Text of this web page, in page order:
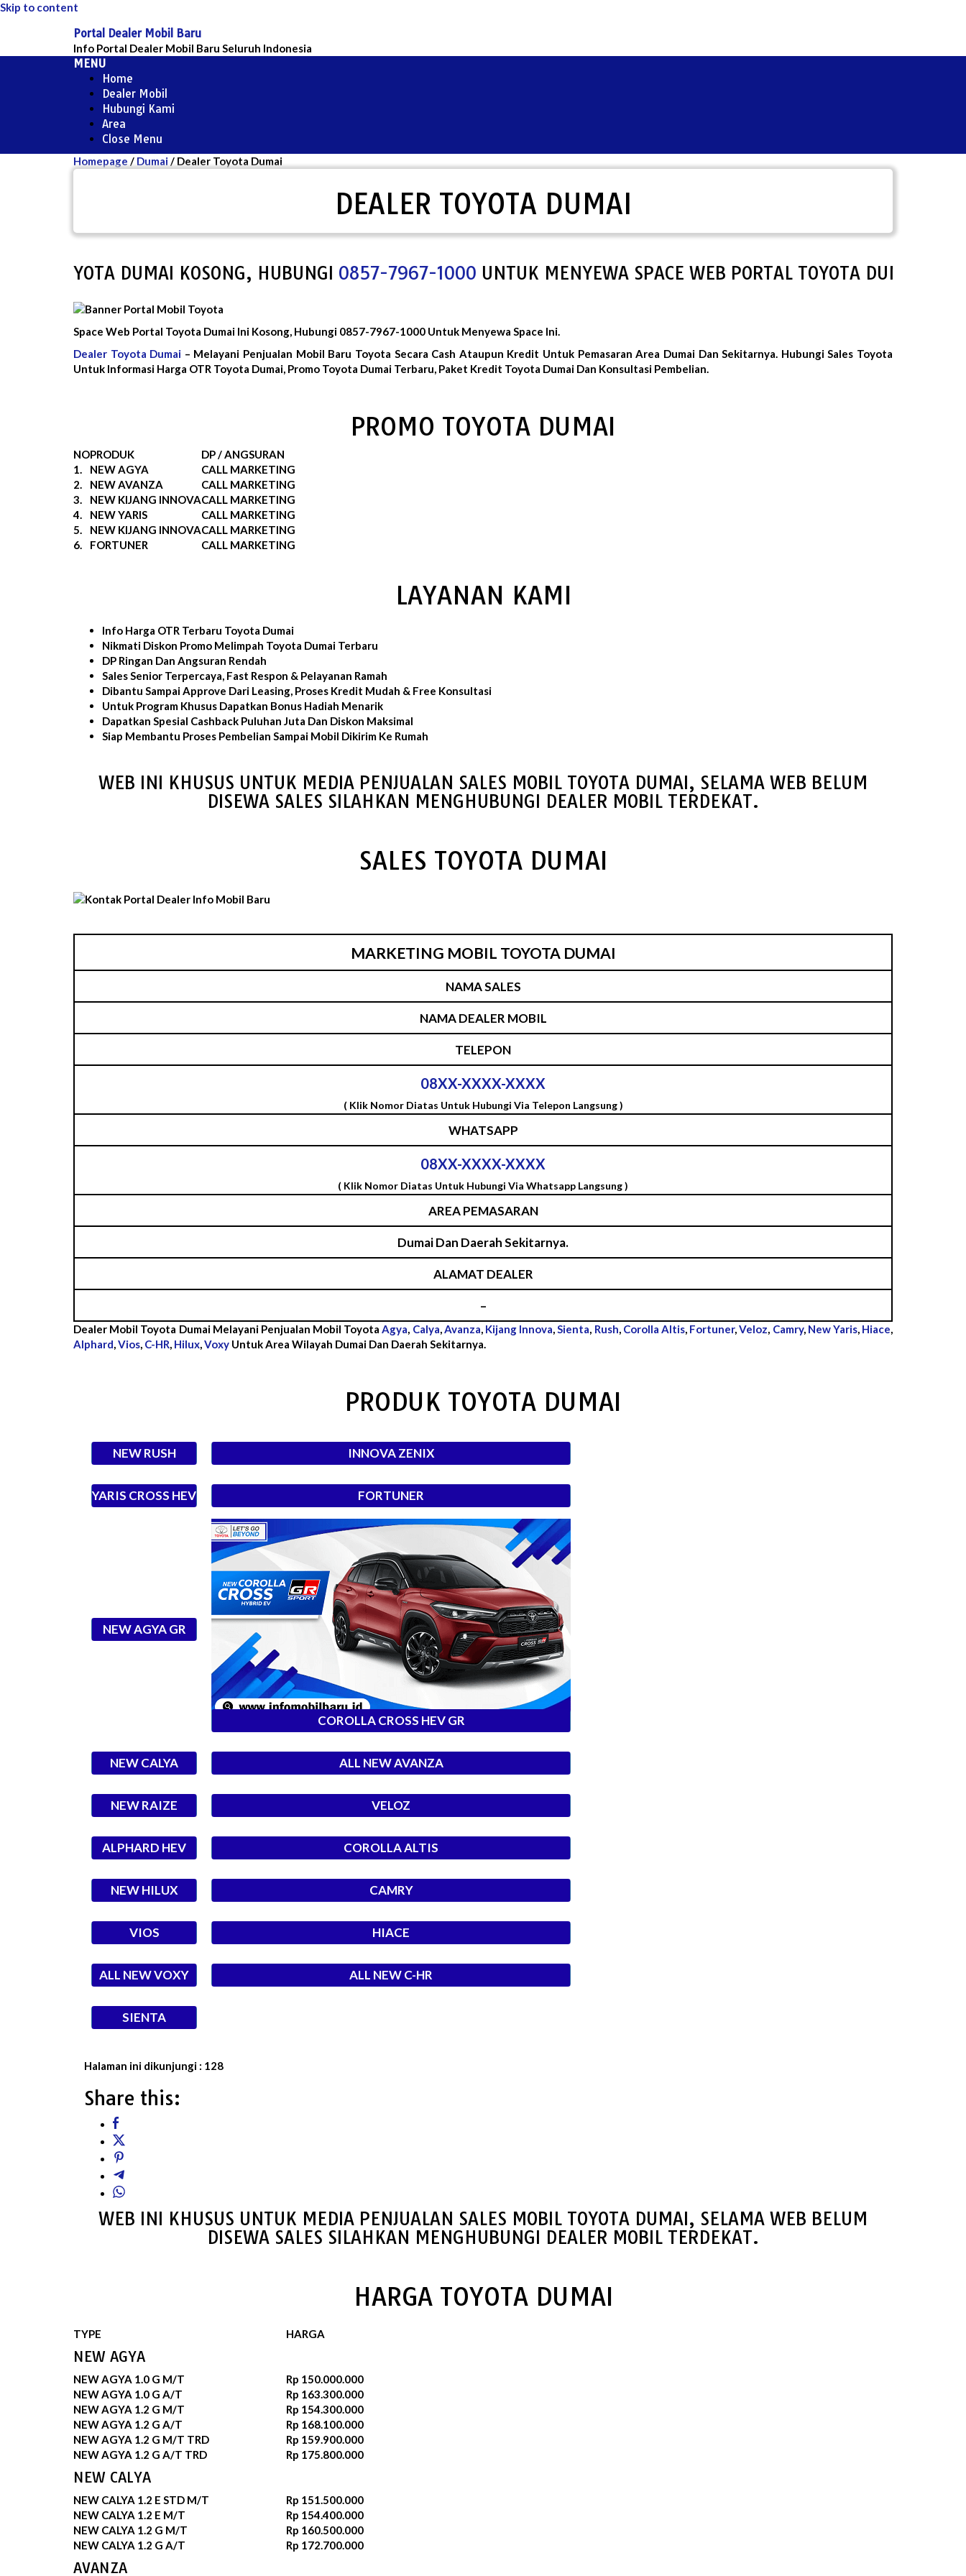
Skip to content
Portal Dealer Mobil Baru
Info Portal Dealer Mobil Baru Seluruh Indonesia
MENU
Home
Dealer Mobil
Hubungi Kami
Area
Close Menu
Homepage / Dumai/ Dealer Toyota Dumai
DEALER TOYOTA DUMAI
DEALER TOYOTA DUMAI KOSONG, HUBUNGI0857-7967-1000UNTUK MENYEWA SPACE WEB PORTAL TOYOTA DUMAI.
Space Web Portal Toyota Dumai Ini Kosong, Hubungi 0857-7967-1000 Untuk Menyewa Space Ini.
Dealer Toyota Dumai – Melayani Penjualan Mobil Baru Toyota Secara Cash Ataupun Kredit Untuk Pemasaran Area Dumai Dan Sekitarnya. Hubungi Sales Toyota
Untuk Informasi Harga OTR Toyota Dumai, Promo Toyota Dumai Terbaru, Paket Kredit Toyota Dumai Dan Konsultasi Pembelian.
PROMO TOYOTA DUMAI
NOPRODUK
DP / ANGSURAN
1.
NEW AGYA
CALL MARKETING
2.
NEW AVANZA
CALL MARKETING
3.
NEW KIJANG INNOVACALL MARKETING
4.
NEW YARIS
CALL MARKETING
5.
NEW KIJANG INNOVACALL MARKETING
6.
FORTUNER CALL MARKETING
LAYANAN KAMI
Info Harga OTR Terbaru Toyota Dumai
Nikmati Diskon Promo Melimpah Toyota Dumai Terbaru
DP Ringan Dan Angsuran Rendah
Sales Senior Terpercaya, Fast Respon & Pelayanan Ramah
Dibantu Sampai Approve Dari Leasing, Proses Kredit Mudah & Free Konsultasi
Untuk Program Khusus Dapatkan Bonus Hadiah Menarik
Dapatkan Spesial Cashback Puluhan Juta Dan Diskon Maksimal
Siap Membantu Proses Pembelian Sampai Mobil Dikirim Ke Rumah
WEB INI KHUSUS UNTUK MEDIA PENJUALAN SALES MOBIL TOYOTA DUMAI, SELAMA WEB BELUM
DISEWA SALES SILAHKAN MENGHUBUNGI DEALER MOBIL TERDEKAT.
SALES TOYOTA DUMAI
MARKETING MOBIL TOYOTA DUMAI
NAMA SALES
NAMA DEALER MOBIL
TELEPON
08XX-XXXX-XXXX
( Klik Nomor Diatas Untuk Hubungi Via Telepon Langsung )
WHATSAPP
08XX-XXXX-XXXX
( Klik Nomor Diatas Untuk Hubungi Via Whatsapp Langsung )
AREA PEMASARAN
Dumai Dan Daerah Sekitarnya.
ALAMAT DEALER
–
Dealer Mobil Toyota Dumai Melayani Penjualan Mobil ToyotaAgya, Calya,Avanza, Kijang Innova,Sienta, Rush, Corolla Altis, Fortuner,Veloz, Camry, New Yaris, Hiace,
Alphard,Vios, C-HR, Hilux,Voxy Untuk Area Wilayah Dumai Dan Daerah Sekitarnya.
PRODUK TOYOTA DUMAI
NEW RUSH INNOVA ZENIX
YARIS CROSS HEV FORTUNER
NEW AGYA GR
COROLLA CROSS HEV GR
NEW CALYA ALL NEW AVANZA
NEW RAIZE VELOZ
ALPHARD HEV COROLLA ALTIS
NEW HILUX CAMRY
VIOS HIACE
ALL NEW VOXY ALL NEW C-HR
SIENTA
Halaman ini dikunjungi : 128
Share this:
WEB INI KHUSUS UNTUK MEDIA PENJUALAN SALES MOBIL TOYOTA DUMAI, SELAMA WEB BELUM
DISEWA SALES SILAHKAN MENGHUBUNGI DEALER MOBIL TERDEKAT.
HARGA TOYOTA DUMAI
TYPE HARGA
NEW AGYA
NEW AGYA 1.0 G M/T
Rp 150.000.000
NEW AGYA 1.0 G A/T
Rp 163.300.000
NEW AGYA 1.2 G M/T
Rp 154.300.000
NEW AGYA 1.2 G A/T
Rp 168.100.000
NEW AGYA 1.2 G M/T TRD
Rp 159.900.000
NEW AGYA 1.2 G A/T TRD
Rp 175.800.000
NEW CALYA
NEW CALYA 1.2 E STD M/T
Rp 151.500.000
NEW CALYA 1.2 E M/T
Rp 154.400.000
NEW CALYA 1.2 G M/T
Rp 160.500.000
NEW CALYA 1.2 G A/T
Rp 172.700.000
AVANZA